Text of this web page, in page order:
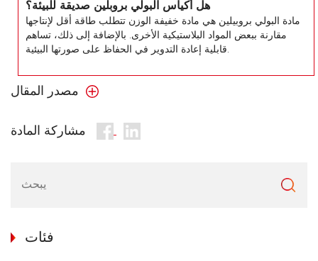
هل أكياس البولي بروبلين صديقة للبيئة؟
مادة البولي بروبيلين هي مادة خفيفة الوزن تتطلب طاقة أقل لإنتاجها
مقارنة ببعض المواد البلاستيكية الأخرى. بالإضافة إلى ذلك، تساهم
قابلية إعادة التدوير في الحفاظ على صورتها البيئية.
مصدر المقال
مشاركة المادة
فئات